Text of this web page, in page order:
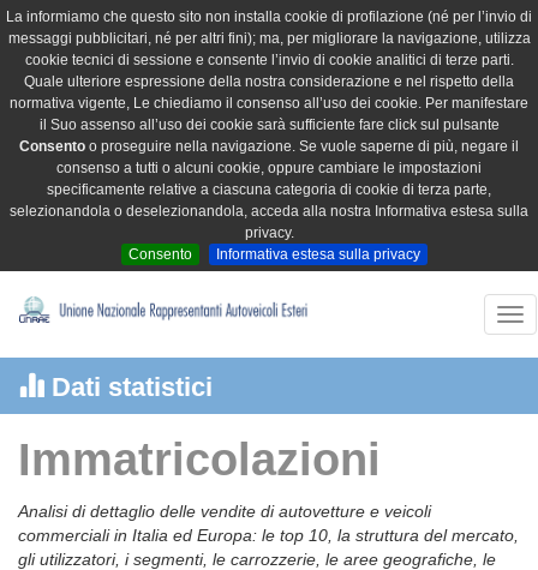
La informiamo che questo sito non installa cookie di profilazione (né per l’invio di
messaggi pubblicitari, né per altri fini); ma, per migliorare la navigazione, utilizza
cookie tecnici di sessione e consente l’invio di cookie analitici di terze parti.
Quale ulteriore espressione della nostra considerazione e nel rispetto della
normativa vigente, Le chiediamo il consenso all’uso dei cookie. Per manifestare
il Suo assenso all’uso dei cookie sarà sufficiente fare click sul pulsante
Consento o proseguire nella navigazione. Se vuole saperne di più, negare il
consenso a tutti o alcuni cookie, oppure cambiare le impostazioni
specificamente relative a ciascuna categoria di cookie di terza parte,
selezionandola o deselezionandola, acceda alla nostra Informativa estesa sulla
privacy.
Consento
Informativa estesa sulla privacy
Dati statistici
Immatricolazioni
Analisi di dettaglio delle vendite di autovetture e veicoli
commerciali in Italia ed Europa: le top 10, la struttura del mercato,
gli utilizzatori, i segmenti, le carrozzerie, le aree geografiche, le